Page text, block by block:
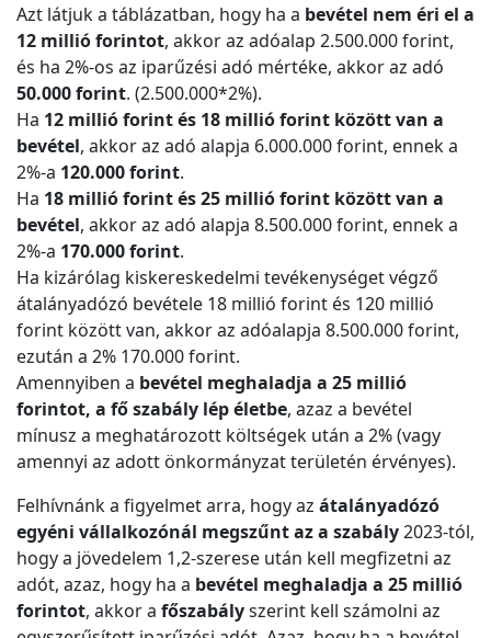
Azt látjuk a táblázatban, hogy ha a bevétel nem éri el a
12 millió forintot, akkor az adóalap 2.500.000 forint,
és ha 2%-os az iparűzési adó mértéke, akkor az adó
50.000 forint. (2.500.000*2%).
Ha 12 millió forint és 18 millió forint között van a
bevétel, akkor az adó alapja 6.000.000 forint, ennek a
2%-a 120.000 forint.
Ha 18 millió forint és 25 millió forint között van a
bevétel, akkor az adó alapja 8.500.000 forint, ennek a
2%-a 170.000 forint.
Ha kizárólag kiskereskedelmi tevékenységet végző
átalányadózó bevétele 18 millió forint és 120 millió
forint között van, akkor az adóalapja 8.500.000 forint,
ezután a 2% 170.000 forint.
Amennyiben a bevétel meghaladja a 25 millió
forintot, a fő szabály lép életbe, azaz a bevétel
mínusz a meghatározott költségek után a 2% (vagy
amennyi az adott önkormányzat területén érvényes).
Felhívnánk a figyelmet arra, hogy az átalányadózó
egyéni vállalkozónál megszűnt az a szabály2023-tól,
hogy a jövedelem 1,2-szerese után kell megfizetni az
adót, azaz, hogy ha a bevétel meghaladja a 25 millió
forintot, akkor a főszabályszerint kell számolni az